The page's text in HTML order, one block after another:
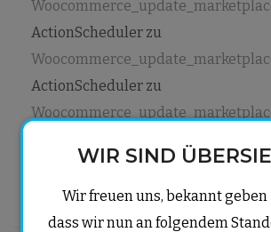
ActionScheduler zu
ActionScheduler zu
Archiv
WIR SIND
Wir freuen uns, bekannt geben
dass wir nun an folgendem